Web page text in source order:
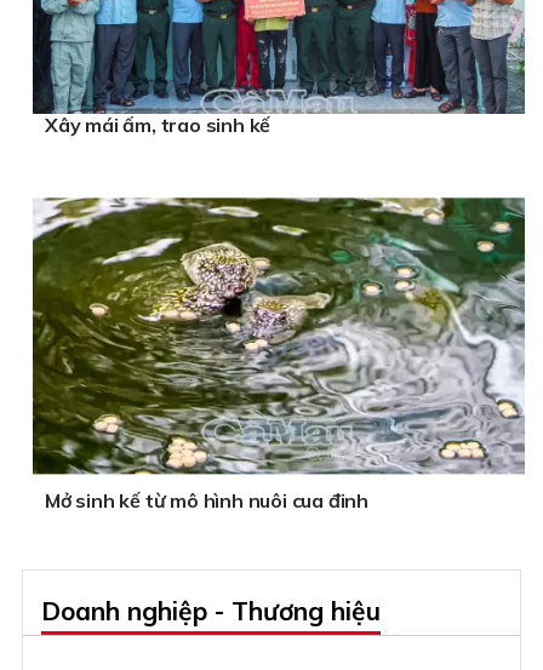
Xây mái ấm, trao sinh kế
Mở sinh kế từ mô hình nuôi cua đinh
Doanh nghiệp - Thương hiệu